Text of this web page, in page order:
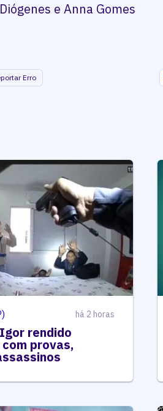
e Anna Gomes
Erro
há 2 horas
rendido
provas,